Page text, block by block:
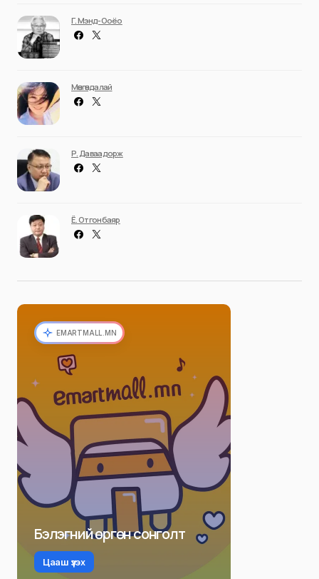
Г. Мэнд-Ооёо
Мөнгөндалай
Р. Даваадорж
Ё. Отгонбаяр
EMARTMALL.MN
Бэлэгний өргөн сонголт
Цааш үзэх